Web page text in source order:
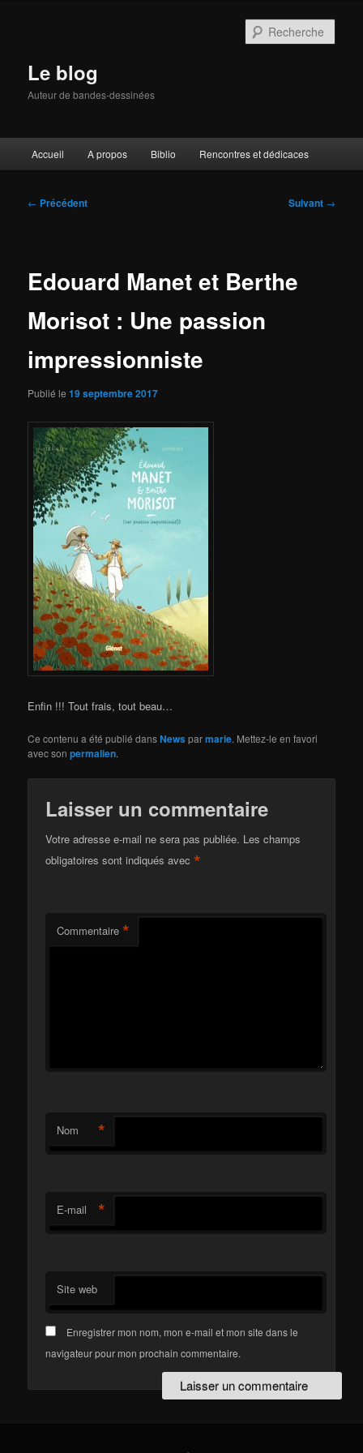
Le blog
Auteur de bandes-dessinées
principal
Accueil A propos Biblio Rencontres et dédicaces
Navigation
← Précédent Suivant →
Edouard Manet et Berthe
Morisot : Une passion
impressionniste
Publié le19 septembre 2017
Enfin !!! Tout frais, tout beau…
Ce contenu a été publié dansNewsparmarie. Mettez-le en favori
avec sonpermalien.
Laisser un commentaire
Votre adresse e-mail ne sera pas publiée. Les champs
obligatoires sont indiqués avec*
Commentaire *
Nom *
E-mail *
Site web
Enregistrer mon nom, mon e-mail et mon site dans le
navigateur pour mon prochain commentaire.